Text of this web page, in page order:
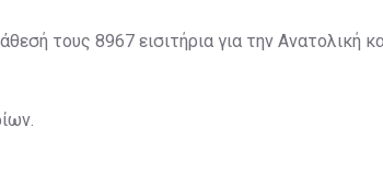
τους 8967 εισιτήρια για την Ανατολική